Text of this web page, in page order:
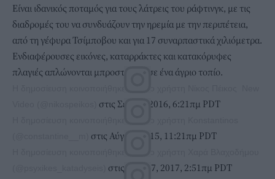
Είναι ιδανικός ποταμός για τους λάτρεις του ράφτινγκ, με τις
διαδρομές του να συνδυάζουν την ηρεμία με την περιπέτεια,
από τη γέφυρα Τσίμποβου και για 17 συναρπαστικά χιλιόμετρα.
Ενδιαφέρουσες εικόνες, καταρράκτες και κατακόρυφες
πλαγιές απλώνονται μπροστά σας σε ένα άγριο τοπίο.
στις Σεπ 22, 2016, 6:21πμ PDT
στις Αύγ 14, 2015, 11:21πμ PDT
στις Μάρ 27, 2017, 2:51πμ PDT